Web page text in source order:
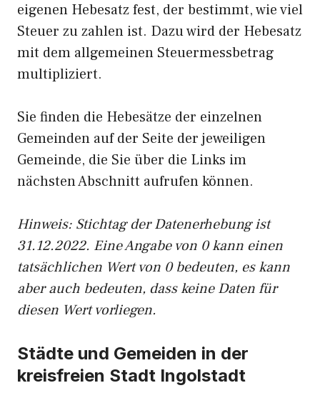
eigenen Hebesatz fest, der bestimmt, wie viel
Steuer zu zahlen ist. Dazu wird der Hebesatz
mit dem allgemeinen Steuermessbetrag
multipliziert.
Sie finden die Hebesätze der einzelnen
Gemeinden auf der Seite der jeweiligen
Gemeinde, die Sie über die Links im
nächsten Abschnitt aufrufen können.
Hinweis: Stichtag der Datenerhebung ist
31.12.2022. Eine Angabe von 0 kann einen
tatsächlichen Wert von 0 bedeuten, es kann
aber auch bedeuten, dass keine Daten für
diesen Wert vorliegen.
Städte und Gemeiden in der
kreisfreien Stadt Ingolstadt